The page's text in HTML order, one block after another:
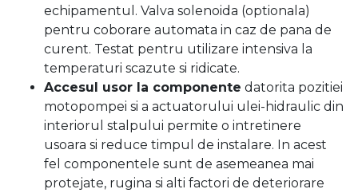
echipamentul. Valva solenoida (optionala)
pentru coborare automata in caz de pana de
curent. Testat pentru utilizare intensiva la
temperaturi scazute si ridicate.
Accesul usor la componente datorita pozitiei
motopompei si a actuatorului ulei-hidraulic din
interiorul stalpului permite o intretinere
usoara si reduce timpul de instalare. In acest
fel componentele sunt de asemeanea mai
protejate, rugina si alti factori de deteriorare